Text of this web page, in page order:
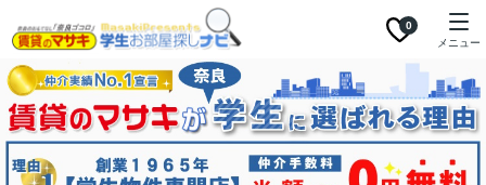
0
メニュー